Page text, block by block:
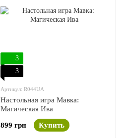
3
3
Артикул: R044UA
Настольная игра Мавка:
Магическая Ива
899 грн Купить